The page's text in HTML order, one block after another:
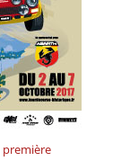
première